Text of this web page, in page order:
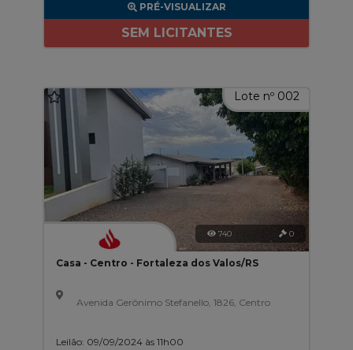
PRÉ-VISUALIZAR
SEM LICITANTES
Lote nº 002
740 0
Casa - Centro - Fortaleza dos Valos/RS
Avenida Gerônimo Stefanello, 1826, Centro
Leilão: 09/09/2024 às 11h00